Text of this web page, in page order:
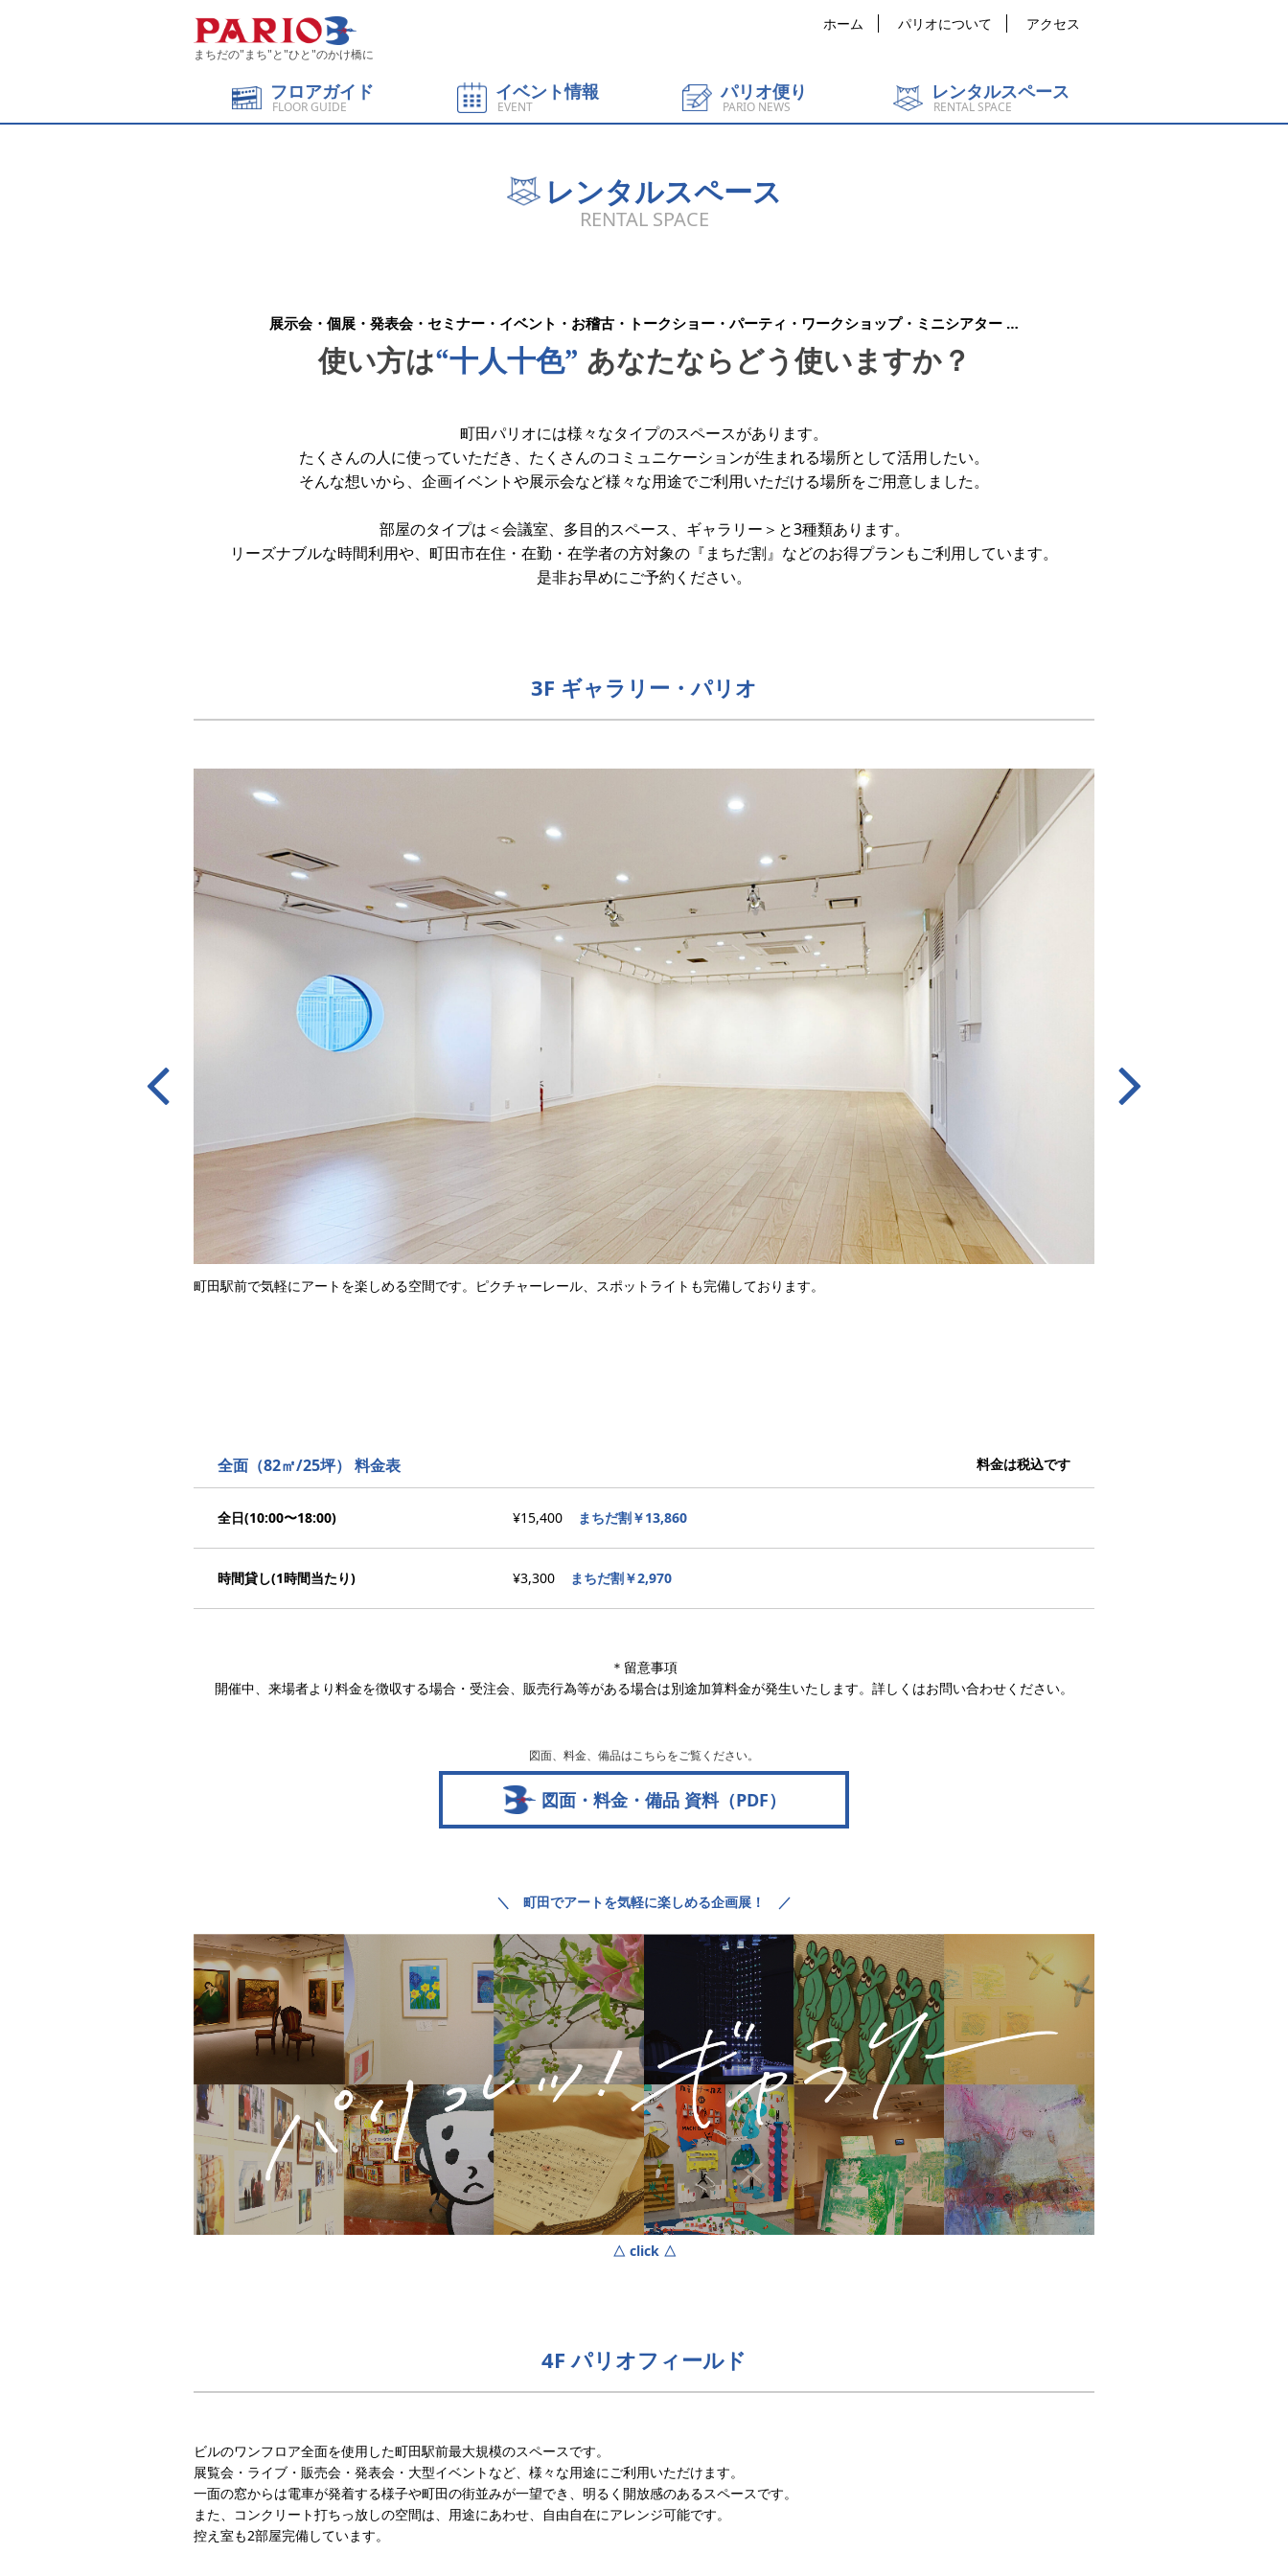
まちだの"まち"と"ひと"のかけ橋に
ホーム パリオについて アクセス
フロアガイド
FLOOR GUIDE
イベント情報
EVENT
パリオ便り
PARIO NEWS
レンタルスペース
RENTAL SPACE
レンタルスペース
RENTAL SPACE
展示会・個展・発表会・セミナー・イベント・お稽古・トークショー・パーティ・ワークショップ・ミニシアター …
使い方は“十人十色” あなたならどう使いますか？
町田パリオには様々なタイプのスペースがあります。
たくさんの人に使っていただき、たくさんのコミュニケーションが生まれる場所として活用したい。
そんな想いから、企画イベントや展示会など様々な用途でご利用いただける場所をご用意しました。
部屋のタイプは＜会議室、多目的スペース、ギャラリー＞と3種類あります。
リーズナブルな時間利用や、町田市在住・在勤・在学者の方対象の『まちだ割』などのお得プランもご利用しています。
是非お早めにご予約ください。
3F ギャラリー・パリオ

町田駅前で気軽にアートを楽しめる空間です。ピクチャーレール、スポットライトも完備しております。

全面（82㎡/25坪） 料金表 料金は税込です
全日(10:00〜18:00) ¥15,400 まちだ割￥13,860
時間貸し(1時間当たり) ¥3,300 まちだ割￥2,970
＊留意事項
開催中、来場者より料金を徴収する場合・受注会、販売行為等がある場合は別途加算料金が発生いたします。詳しくはお問い合わせください。
図面、料金、備品はこちらをご覧ください。
図面・料金・備品 資料（PDF）
＼ 町田でアートを気軽に楽しめる企画展！ ／
△ click △
4F パリオフィールド
ビルのワンフロア全面を使用した町田駅前最大規模のスペースです。
展覧会・ライブ・販売会・発表会・大型イベントなど、様々な用途にご利用いただけます。
一面の窓からは電車が発着する様子や町田の街並みが一望でき、明るく開放感のあるスペースです。
また、コンクリート打ちっ放しの空間は、用途にあわせ、自由自在にアレンジ可能です。
控え室も2部屋完備しています。